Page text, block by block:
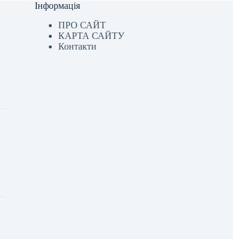
Інформація
ПРО САЙТ
КАРТА САЙТУ
Контакти